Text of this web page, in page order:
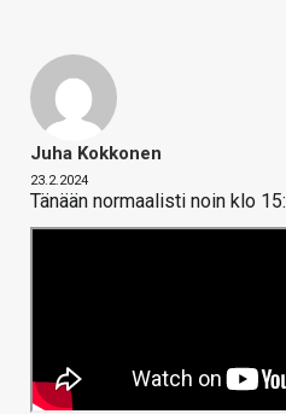
Juha Kokkonen
23.2.2024
Tänään normaalisti noin klo 15: